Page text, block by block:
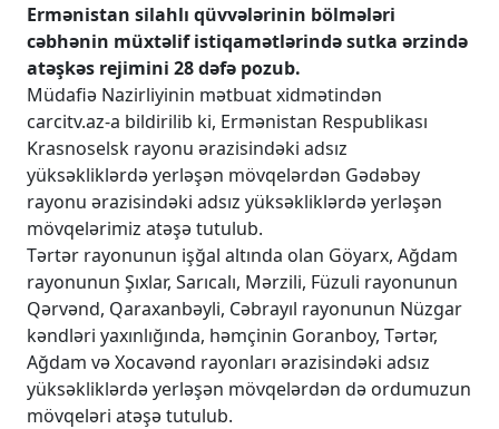
Ermənistan silahlı qüvvələrinin bölmələri
cəbhənin müxtəlif istiqamətlərində sutka ərzində
atəşkəs rejimini 28 dəfə pozub.
Müdafiə Nazirliyinin mətbuat xidmətindən
carcitv.az-a bildirilib ki, Ermənistan Respublikası
Krasnoselsk rayonu ərazisindəki adsız
yüksəkliklərdə yerləşən mövqelərdən Gədəbəy
rayonu ərazisindəki adsız yüksəkliklərdə yerləşən
mövqelərimiz atəşə tutulub.
Tərtər rayonunun işğal altında olan Göyarx, Ağdam
rayonunun Şıxlar, Sarıcalı, Mərzili, Füzuli rayonunun
Qərvənd, Qaraxanbəyli, Cəbrayıl rayonunun Nüzgar
kəndləri yaxınlığında, həmçinin Goranboy, Tərtər,
Ağdam və Xocavənd rayonları ərazisindəki adsız
yüksəkliklərdə yerləşən mövqelərdən də ordumuzun
mövqeləri atəşə tutulub.